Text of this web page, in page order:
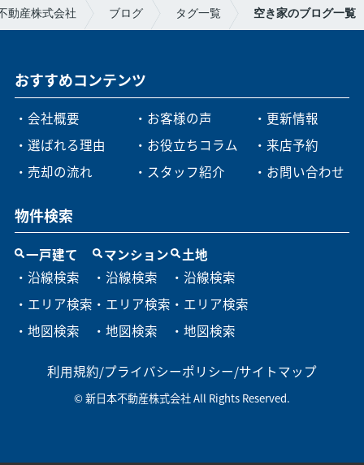
動産株式会社 ブログ タグ一覧 空き家のブログ一覧
おすすめコンテンツ
・会社概要
・選ばれる理由
・売却の流れ
・お客様の声
・お役立ちコラム
・スタッフ紹介
・更新情報
・来店予約
・お問い合わせ
物件検索
一戸建て
・沿線検索
・エリア検索
・地図検索
マンション
・沿線検索
・エリア検索
・地図検索
土地
・沿線検索
・エリア検索
・地図検索
利用規約/プライバシーポリシー/サイトマップ
© 新日本不動産株式会社 All Rights Reserved.